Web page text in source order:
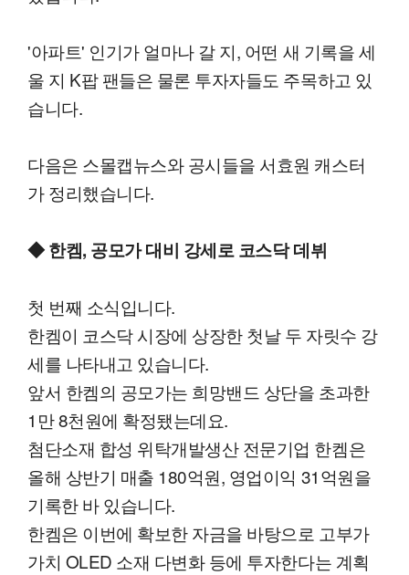
'아파트' 인기가 얼마나 갈 지, 어떤 새 기록을 세
울 지 K팝 팬들은 물론 투자자들도 주목하고 있
습니다.
다음은 스몰캡뉴스와 공시들을 서효원 캐스터
가 정리했습니다.
◆ 한켐, 공모가 대비 강세로 코스닥 데뷔
첫 번째 소식입니다.
한켐이 코스닥 시장에 상장한 첫날 두 자릿수 강
세를 나타내고 있습니다.
앞서 한켐의 공모가는 희망밴드 상단을 초과한
1만 8천원에 확정됐는데요.
첨단소재 합성 위탁개발생산 전문기업 한켐은
올해 상반기 매출 180억원, 영업이익 31억원을
기록한 바 있습니다.
한켐은 이번에 확보한 자금을 바탕으로 고부가
가치 OLED 소재 다변화 등에 투자한다는 계획